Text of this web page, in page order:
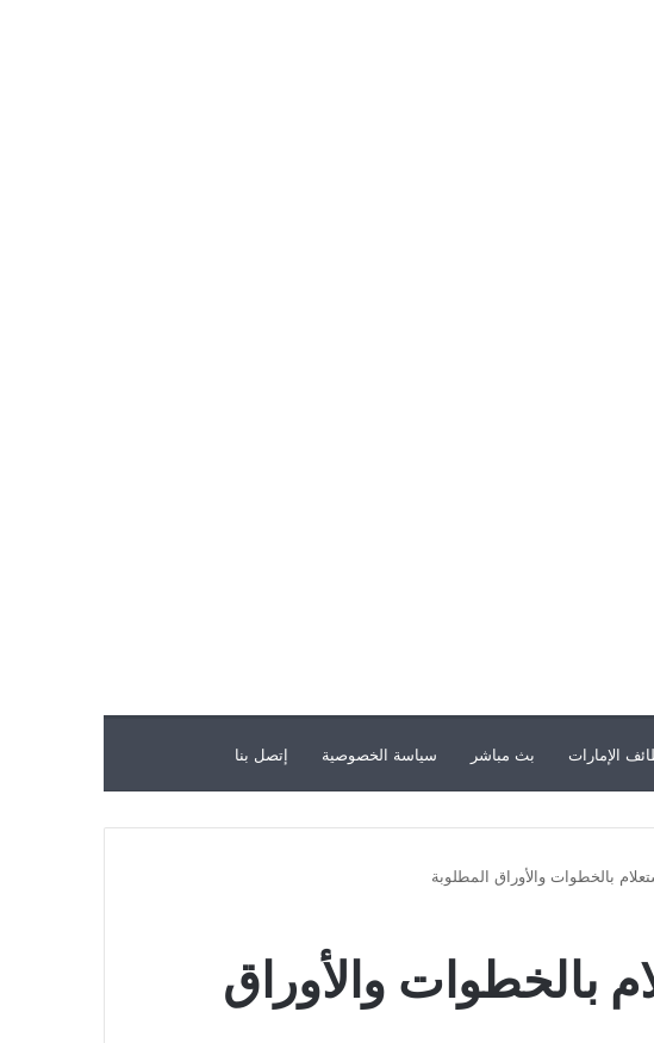
الإمارات بث مباشر سياسة الخصوصية إتصل بنا
بالخطوات والأوراق المطلوبة
بالخطوات والأوراق